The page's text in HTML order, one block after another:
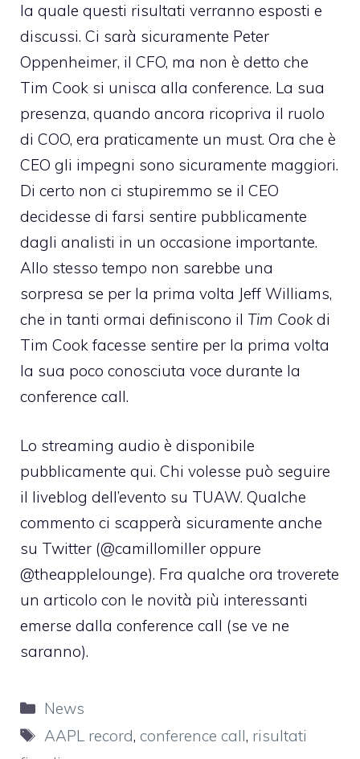
la quale questi risultati verranno esposti e
discussi. Ci sarà sicuramente Peter
Oppenheimer, il CFO, ma non è detto che
Tim Cook si unisca alla conference. La sua
presenza, quando ancora ricopriva il ruolo
di COO, era praticamente un must. Ora che è
CEO gli impegni sono sicuramente maggiori.
Di certo non ci stupiremmo se il CEO
decidesse di farsi sentire pubblicamente
dagli analisti in un occasione importante.
Allo stesso tempo non sarebbe una
sorpresa se per la prima volta Jeff Williams,
che in tanti ormai definiscono il Tim Cook di
Tim Cook facesse sentire per la prima volta
la sua poco conosciuta voce durante la
conference call.
Lo streaming audio è disponibile
pubblicamente qui. Chi volesse può seguire
il liveblog dell’evento su TUAW. Qualche
commento ci scapperà sicuramente anche
su Twitter (@camillomiller oppure
@theapplelounge). Fra qualche ora troverete
un articolo con le novità più interessanti
emerse dalla conference call (se ve ne
saranno).
Categorie
News
Tag
AAPL record, conference call, risultati